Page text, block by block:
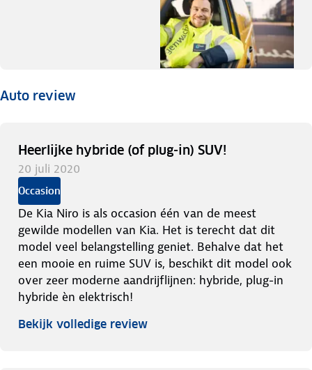
Auto review
Heerlijke hybride (of plug-in) SUV!
20 juli 2020
Occasion
De Kia Niro is als occasion één van de meest
gewilde modellen van Kia. Het is terecht dat dit
model veel belangstelling geniet. Behalve dat het
een mooie en ruime SUV is, beschikt dit model ook
over zeer moderne aandrijflijnen: hybride, plug-in
hybride èn elektrisch!
Bekijk volledige review